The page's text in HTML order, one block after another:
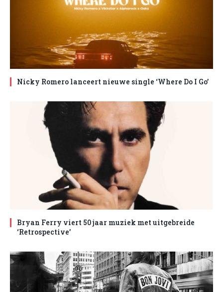
Nicky Romero lanceert nieuwe single ‘Where Do I Go’
Bryan Ferry viert 50 jaar muziek met uitgebreide
‘Retrospective’